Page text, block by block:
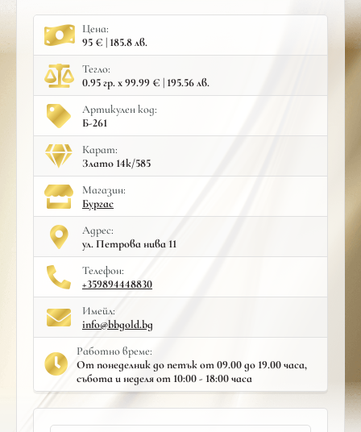
Цена:
95 € | 185.8 лв.
Тегло:
0.95 гр. x 99.99 € | 195.56 лв.
Артикулен код:
Б-261
Карат:
Злато 14к/585
Mагазин:
Бургас
Адрес:
ул. Петрова нива 11
Телефон:
+359894448830
Имейл:
info@bbgold.bg
Работно време:
От понеделник до петък от 09.00 до 19.00 часа,
събота и неделя от 10:00 - 18:00 часа